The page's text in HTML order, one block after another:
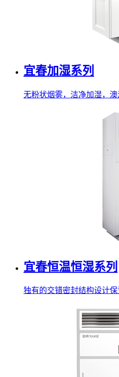
宜春加湿系列
无粉状烟雾，洁净加湿，
宜春恒温恒湿系列
独有的交错密封结构设计